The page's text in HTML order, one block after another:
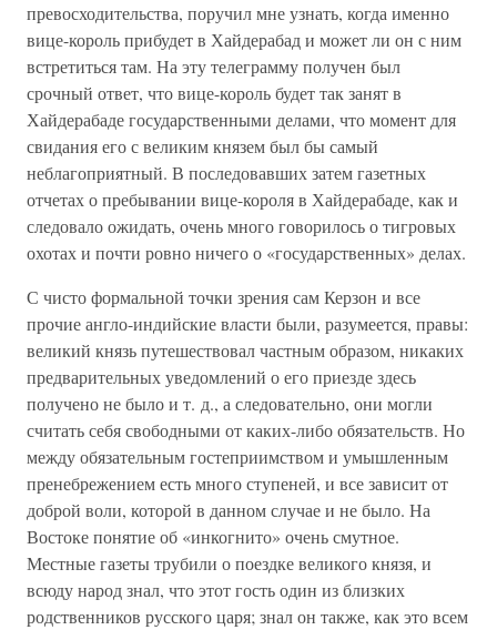
превосходительства, поручил мне узнать, когда именно
вице-король прибудет в Хайдерабад и может ли он с ним
встретиться там. На эту телеграмму получен был
срочный ответ, что вице-король будет так занят в
Хайдерабаде государственными делами, что момент для
свидания его с великим князем был бы самый
неблагоприятный. В последовавших затем газетных
отчетах о пребывании вице-короля в Хайдерабаде, как и
следовало ожидать, очень много говорилось о тигровых
охотах и почти ровно ничего о «государственных» делах.
С чисто формальной точки зрения сам Керзон и все
прочие англо-индийские власти были, разумеется, правы:
великий князь путешествовал частным образом, никаких
предварительных уведомлений о его приезде здесь
получено не было и т. д., а следовательно, они могли
считать себя свободными от каких-либо обязательств. Но
между обязательным гостеприимством и умышленным
пренебрежением есть много ступеней, и все зависит от
доброй воли, которой в данном случае и не было. На
Востоке понятие об «инкогнито» очень смутное.
Местные газеты трубили о поездке великого князя, и
всюду народ знал, что этот гость один из близких
родственников русского царя; знал он также, как это всем